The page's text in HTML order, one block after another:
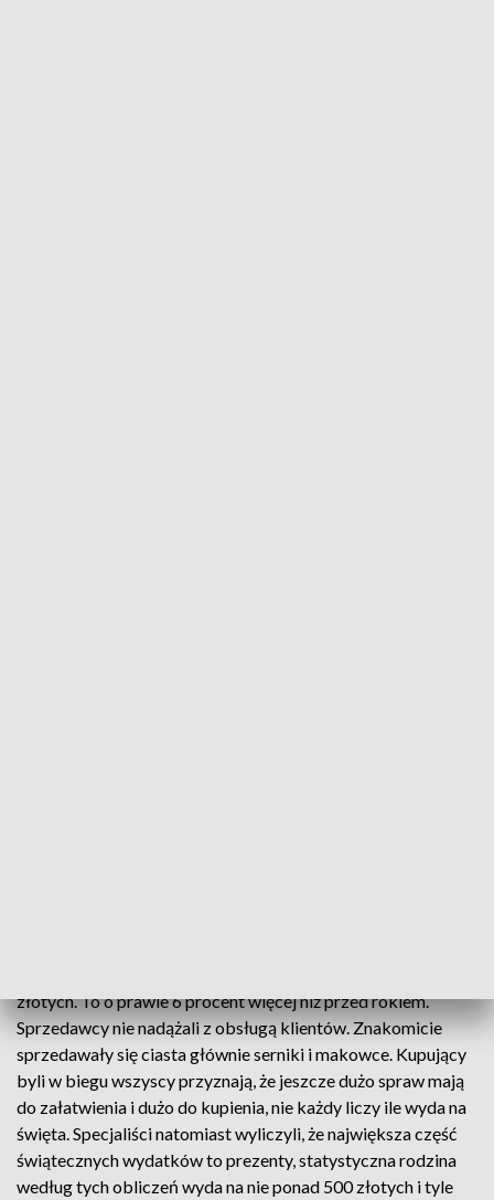
złotych. To o prawie 6 procent więcej niż przed rokiem.
Sprzedawcy nie nadążali z obsługą klientów. Znakomicie
sprzedawały się ciasta głównie serniki i makowce. Kupujący
byli w biegu wszyscy przyznają, że jeszcze dużo spraw mają
do załatwienia i dużo do kupienia, nie każdy liczy ile wyda na
święta. Specjaliści natomiast wyliczyli, że największa część
świątecznych wydatków to prezenty, statystyczna rodzina
według tych obliczeń wyda na nie ponad 500 złotych i tyle